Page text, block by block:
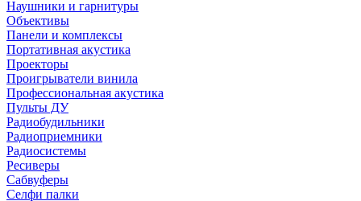
Наушники и гарнитуры
Объективы
Панели и комплексы
Портативная акустика
Проекторы
Проигрыватели винила
Профессиональная акустика
Пульты ДУ
Радиобудильники
Радиоприемники
Радиосистемы
Ресиверы
Сабвуферы
Селфи палки